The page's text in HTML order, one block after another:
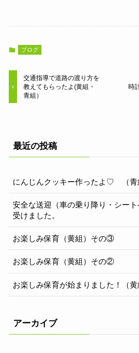
ブログ
交通指導で道路の渡り方を
教えてもらったよ(黄組・
青組）
時
最近の投稿
にんじんクッキー作ったよ♡ （青
安全な送迎（車の乗り降り・シー
受けました。
お楽しみ保育（黄組）その③
お楽しみ保育（黄組）その②
お楽しみ保育が始まりました！（
アーカイブ